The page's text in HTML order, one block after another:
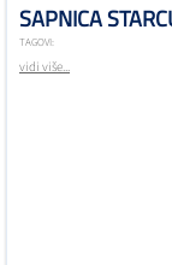
SAPNICA
TAGOVI:
vidi više...